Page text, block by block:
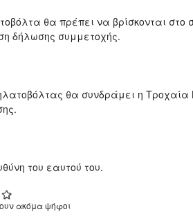
θα πρέπει να βρίσκονται στο
δήλωσης συμμετοχής.
θα συνδράμει η
του εαυτού του.
ακόμα ψήφοι